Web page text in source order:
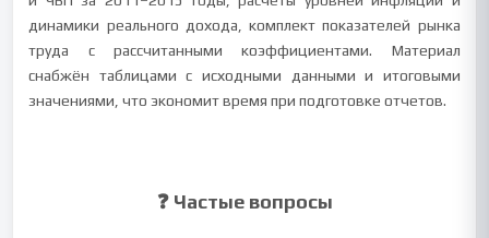
динамики реального дохода, комплект показателей рынка
труда с рассчитанными коэффициентами. Материал
снабжён таблицами с исходными данными и итоговыми
значениями, что экономит время при подготовке отчетов.
❓ Частые вопросы